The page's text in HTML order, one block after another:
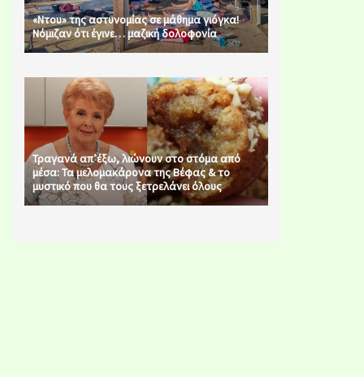
«Ντου» της αστυνομίας σε μάθημα γιόγκα!
Νόμιζαν ότι έγινε… μαζική δολοφονία
Τραγανά απ’έξω, λιώνουν στο στόμα από
μέσα: Τα μελομακάρονα της Βέφας & το
μυστικό που θα τους ξετρελάνει όλους